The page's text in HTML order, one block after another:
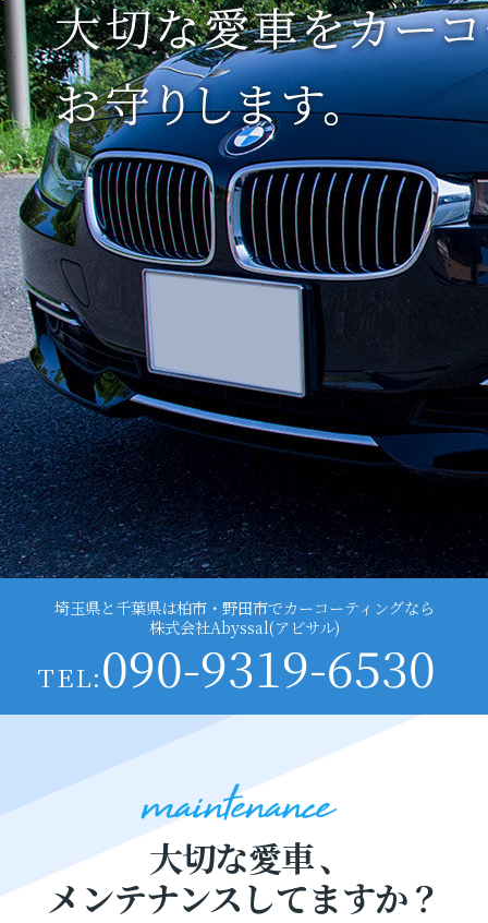
埼玉県と千葉県は柏市・野田市でカーコーティングなら
株式会社Abyssal(アビサル)
TEL:090-9319-6530
大切な愛車、
メンテナンスしてますか？